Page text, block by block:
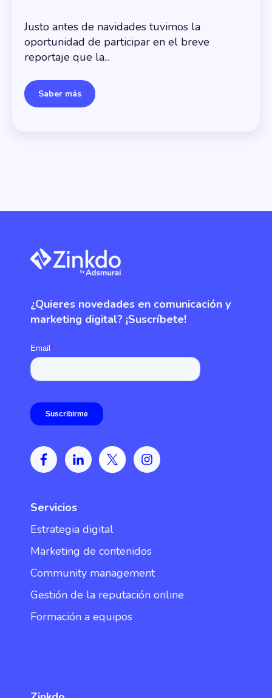
Justo antes de navidades tuvimos la
oportunidad de participar en el breve
reportaje que la...
Saber más
¿Quieres novedades en comunicación y
marketing digital? ¡Suscríbete!
Servicios
Estrategia digital
Marketing de contenidos
Community management
Gestión de la reputación online
Formación a equipos